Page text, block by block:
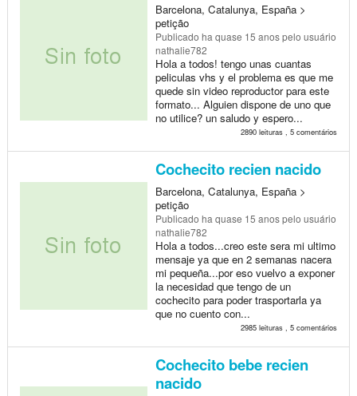
Barcelona, Catalunya, España >
petição
Publicado ha quase 15 anospelo usuário
nathalie782
Hola a todos! tengo unas cuantas
peliculas vhs y el problema es que me
quede sin video reproductor para este
formato... Alguien dispone de uno que
no utilice? un saludo y espero...
2890 leituras , 5 comentários
Cochecito recien nacido
Barcelona, Catalunya, España >
petição
Publicado ha quase 15 anospelo usuário
nathalie782
Hola a todos...creo este sera mi ultimo
mensaje ya que en 2 semanas nacera
mi pequeña...por eso vuelvo a exponer
la necesidad que tengo de un
cochecito para poder trasportarla ya
que no cuento con...
2985 leituras , 5 comentários
Cochecito bebe recien
nacido